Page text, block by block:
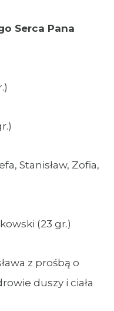
Serca Pana
Stanisław, Zofia,
(23 gr.)
z prośbą o
duszy i ciała